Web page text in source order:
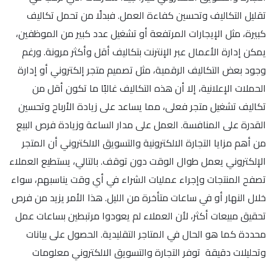
تقليل التكاليف وتحسين كفاءة العمل. فبدلًا من تحمل تكاليف
كبيرة، مثل الإيجارات المرتفعة أو تشغيل عدد كبير من الموظفين،
يمكن إدارة الأعمال عبر الإنترنت بتكاليف أقل وأكثر مرونة. ورغم
وجود بعض التكاليف الرقمية، مثل تصميم متجر إلكتروني أو إدارة
الحملات الإعلانية، إلا أن هذه التكاليف غالبًا ما تكون أقل من
تكاليف تشغيل متجر فعلى، مما يساعد على زيادة الأرباح وتحسين
القدرة على المنافسة. العمل على مدار الساعة وزيادة فرص البيع
من أهم مزايا التجارة الالكترونية والتسويق الالكتروني أن المتجر
الإلكتروني يعمل طوال الوقت دون توقف. بالتالي، يستطيع العملاء
تصفح المنتجات وإجراء عمليات الشراء في أي وقت يناسبهم، سواء
خلال النهار أو في ساعات متأخرة من الليل. هذا الأمر يزيد من فرص
تحقيق مبيعات أكثر، لأن العملاء لم يعودوا مرتبطين بساعات عمل
محددة كما هو الحال في المتاجر التقليدية. الحصول على بيانات
وتحليلات دقيقة توفر التجارة والتسويق الالكتروني معلومات